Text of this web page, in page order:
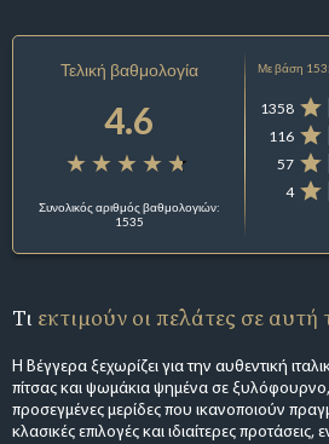
Τελική βαθμολογία
4.6
Συνολικός αριθμός βαθμολογιών:
1535
Με βάση
1358
116
57
4
Τι εκτιμούν οι πελάτες σε αυτή
Η Βέγγερα ξεχωρίζει για την αυθεντική
πίτσας και ψωμάκια ψημένα σε
προσεγμένες μερίδες που ικανοποιούν
κλασικές επιλογές και ιδιαίτερες